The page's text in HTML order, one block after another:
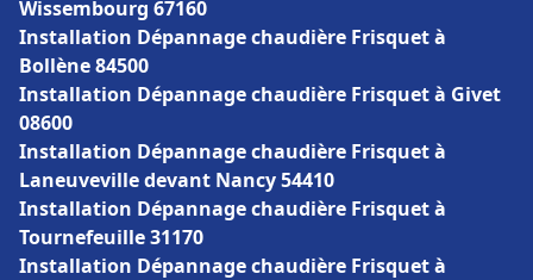
Wissembourg 67160
Installation Dépannage chaudière Frisquet à
Bollène 84500
Installation Dépannage chaudière Frisquet à Givet
08600
Installation Dépannage chaudière Frisquet à
Laneuveville devant Nancy 54410
Installation Dépannage chaudière Frisquet à
Tournefeuille 31170
Installation Dépannage chaudière Frisquet à